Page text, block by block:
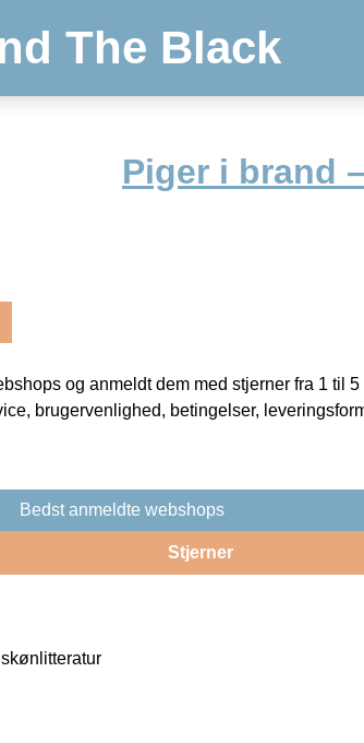
The Black
Piger i brand
og anmeldt dem med stjerner fra 1 til 5
brugervenlighed, betingelser,
Bedst anmeldte webshops
Stjerner